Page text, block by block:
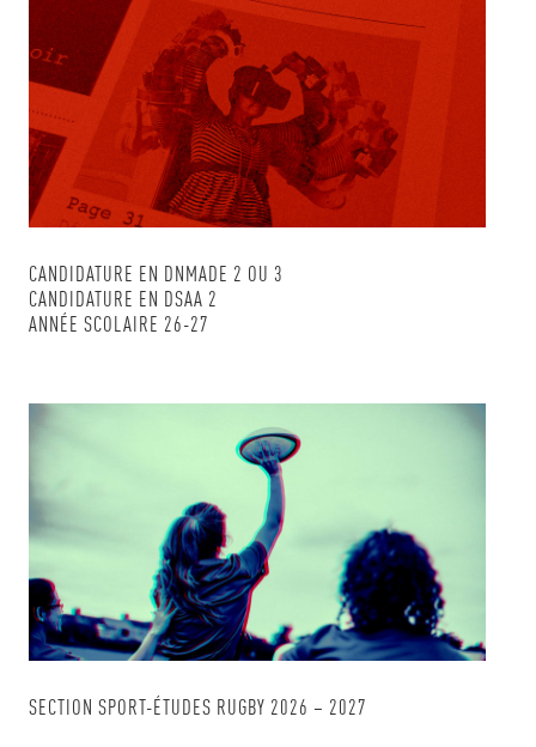
CANDIDATURE EN DNMADE 2 OU 3
CANDIDATURE EN DSAA 2
ANNÉE SCOLAIRE 26-27
SECTION SPORT-ÉTUDES RUGBY 2026 – 2027